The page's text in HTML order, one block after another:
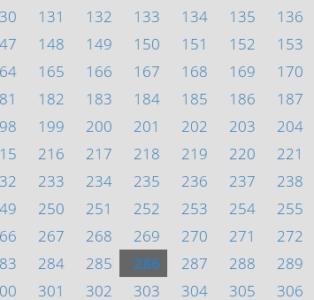
131 132 133 134 135 136
148 149 150 151 152 153
165 166 167 168 169 170
182 183 184 185 186 187
199 200 201 202 203 204
216 217 218 219 220 221
233 234 235 236 237 238
250 251 252 253 254 255
267 268 269 270 271 272
284 285 286 287 288 289
301 302 303 304 305 306